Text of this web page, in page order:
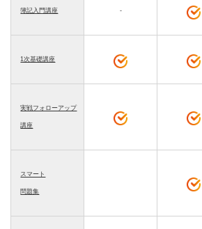
簿記入門講座 -
1次基礎講座
実戦フォローアップ
講座
スマート
問題集